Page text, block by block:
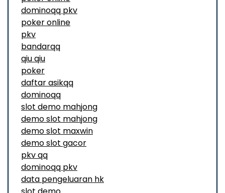
dominoqq pkv
poker online
pkv
bandarqq
qiu qiu
poker
daftar asikqq
dominoqq
slot demo mahjong
demo slot mahjong
demo slot maxwin
demo slot gacor
pkv qq
dominoqq pkv
data pengeluaran hk